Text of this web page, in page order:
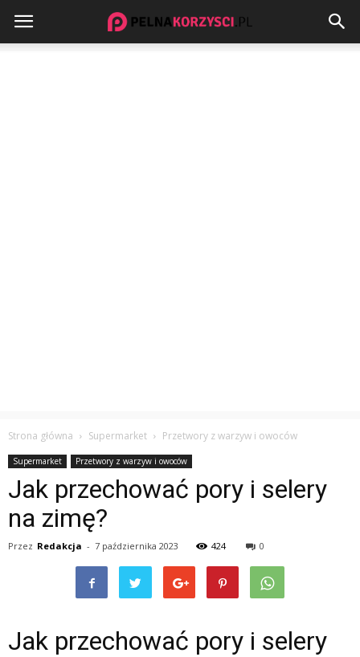
Strona główna Supermarket Przetwory z warzyw i owoców
Supermarket Przetwory z warzyw i owoców
Jak przechować pory i selery
na zimę?
Przez Redakcja - 7 października 2023 424 0
Jak przechować pory i selery